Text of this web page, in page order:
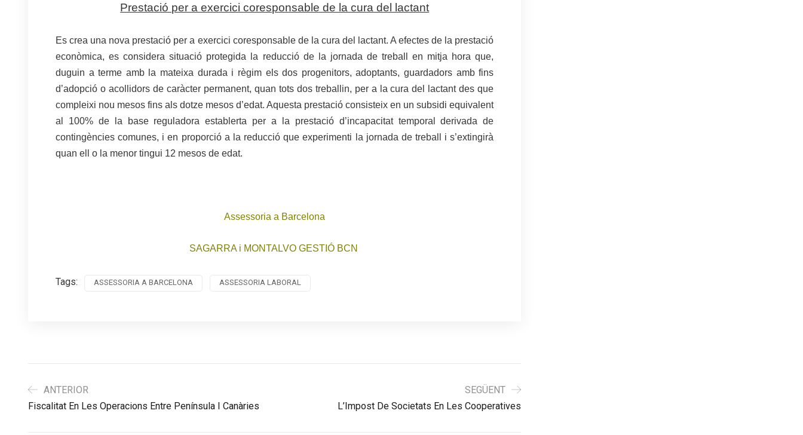
Prestació per a exercici coresponsable de la cura del lactant
Es crea una nova prestació per a exercici coresponsable de la cura del lactant. A efectes de la prestació
econòmica, es considera situació protegida la reducció de la jornada de treball en mitja hora que,
duguin a terme amb la mateixa durada i règim els dos progenitors, adoptants, guardadors amb fins
d’adopció o acollidors de caràcter permanent, quan tots dos treballin, per a la cura del lactant des que
compleixi nou mesos fins als dotze mesos d’edat. Aquesta prestació consisteix en un subsidi equivalent
al 100% de la base reguladora establerta per a la prestació d’incapacitat temporal derivada de
contingències comunes, i en proporció a la reducció que experimenti la jornada de treball i s’extingirà
quan ell o la menor tingui 12 mesos de edat.
Assessoria a Barcelona
SAGARRA i MONTALVO GESTIÓ BCN
Tags: ASSESSORIA A BARCELONA ASSESSORIA LABORAL
ANTERIOR
Fiscalitat En Les Operacions Entre Península I Canàries
SEGÜENT
L’Impost De Societats En Les Cooperatives